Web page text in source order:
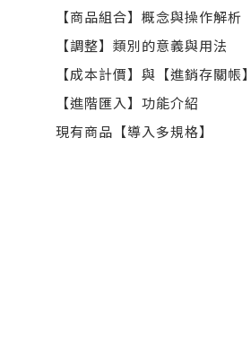
【商品組合】概念與操作解析
【調整】類別的意義與用法
【成本計價】與【進銷存關帳
【進階匯入】功能介紹
現有商品【導入多規格】